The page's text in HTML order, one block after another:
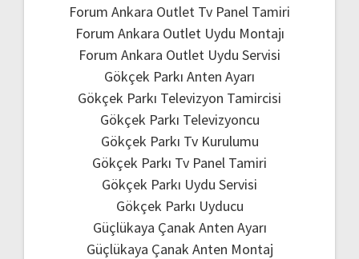
Forum Ankara Outlet Tv Panel Tamiri
Forum Ankara Outlet Uydu Montajı
Forum Ankara Outlet Uydu Servisi
Gökçek Parkı Anten Ayarı
Gökçek Parkı Televizyon Tamircisi
Gökçek Parkı Televizyoncu
Gökçek Parkı Tv Kurulumu
Gökçek Parkı Tv Panel Tamiri
Gökçek Parkı Uydu Servisi
Gökçek Parkı Uyducu
Güçlükaya Çanak Anten Ayarı
Güçlükaya Çanak Anten Montaj